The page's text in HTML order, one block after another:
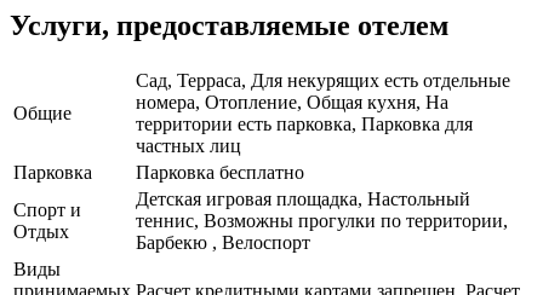
Услуги, предоставляемые отелем
Общие
Сад, Терраса, Для некурящих есть отдельные
номера, Отопление, Общая кухня, На
территории есть парковка, Парковка для
частных лиц
Парковка
Парковка бесплатно
Спорт и
Отдых
Детская игровая площадка, Настольный
теннис, Возможны прогулки по территории,
Барбекю , Велоспорт
Виды